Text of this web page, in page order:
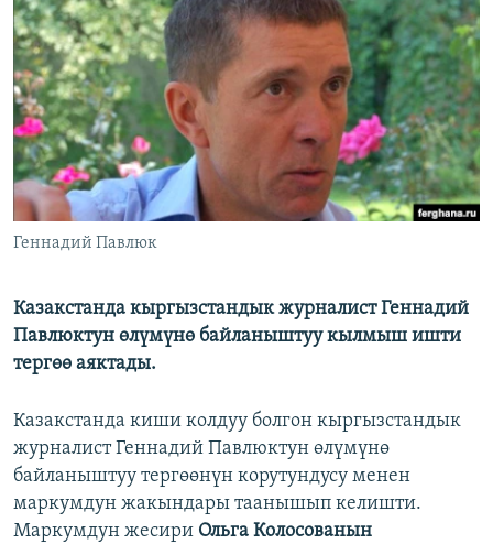
ЭЖЕ-СИҢДИЛЕР
АЗАТТЫК+
ЫҢГАЙСЫЗ СУРООЛОР
ОНЛАЙН ШЕРИНЕ
ЭЕ/АРнун бардык сайттары
Геннадий Павлюк
Казакстанда кыргызстандык журналист Геннадий
Павлюктун өлүмүнө байланыштуу кылмыш ишти
тергөө аяктады.
Казакстанда киши колдуу болгон кыргызстандык
журналист Геннадий Павлюктун өлүмүнө
байланыштуу тергөөнүн корутундусу менен
маркумдун жакындары таанышып келишти.
Маркумдун жесири Ольга Колосованын